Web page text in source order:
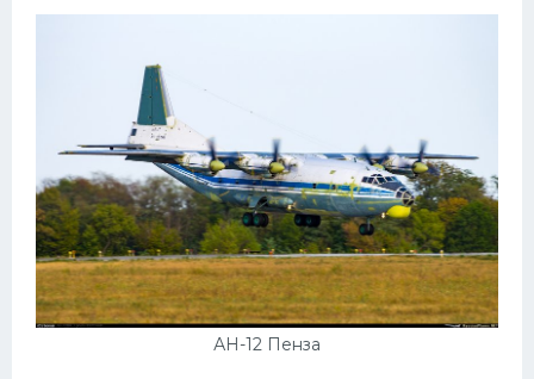
АН-12 Пенза